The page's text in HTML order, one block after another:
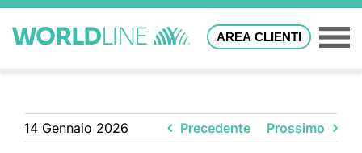
AREA CLIENTI
14 Gennaio 2026 Precedente Prossimo